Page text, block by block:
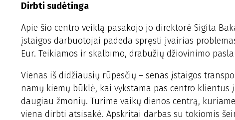
Dirbti sudėtinga
Apie šio centro veiklą pasakojo jo direktorė Sigita
įstaigos darbuotojai padeda spręsti įvairias
Eur. Teikiamos ir skalbimo, drabužių džiovinimo
Vienas iš didžiausių rūpesčių – senas įstaigos
namų kiemų būklė, kai vykstama pas centro
daugiau žmonių. Turime vaikų dienos centrą,
viena dirbti atsisakė. Apskritai darbas su tokiomis